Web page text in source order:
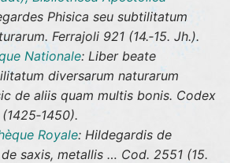
Phisica seu subtilitatum
Ferrajoli 921 (14.‐15. Jh.).
Nationale: Liber beate
diversarum naturarum
de aliis quam multis bonis. Codex
Royale: Hildegardis de
saxis, metallis … Cod. 2551 (15.